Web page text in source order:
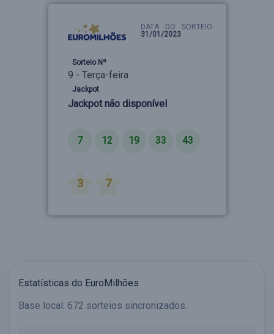
DATA DO SORTEIO:
31/01/2023
Sorteio Nº
9 - Terça-feira
Jackpot
Jackpot não disponível
7 12 19 33 43
3 7
Estatísticas do EuroMilhões
Base local: 672 sorteios sincronizados.